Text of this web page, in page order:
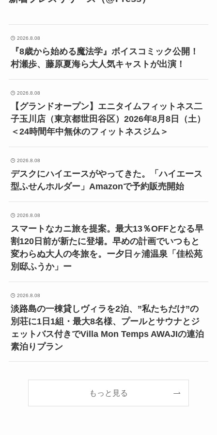
2026.8.08
『8歳から始める魔法学』ボイスコミック公開！
村瀬歩、藤原夏海ら大人気キャストが出演！
2026.8.08
【グランドオープン】エニタイムフィットネス二
子玉川店（東京都世田谷区）2026年8月8日（土）
＜24時間年中無休のフィットネスジム＞
2026.8.08
デスクにハイエースがやってきた。「ハイエース
型ふせんホルダー」Amazonで予約販売開始
2026.8.08
スマートなカニ旅を提案。最大13％OFFとなる早
割120日前が新たに登場。早めの計画でいつもと
変わらぬ大人の冬旅を。ー夕日ヶ浦温泉「佳松苑
別邸ふうか」ー
2026.8.08
淡路島の一棟貸しヴィラを2泊、”私たちだけ”の
別荘に1日1組・最大8名様、プールとサウナとジ
ェットバス付きでVilla Mon Temps AWAJIの連泊
素泊りプラン
もっと見る